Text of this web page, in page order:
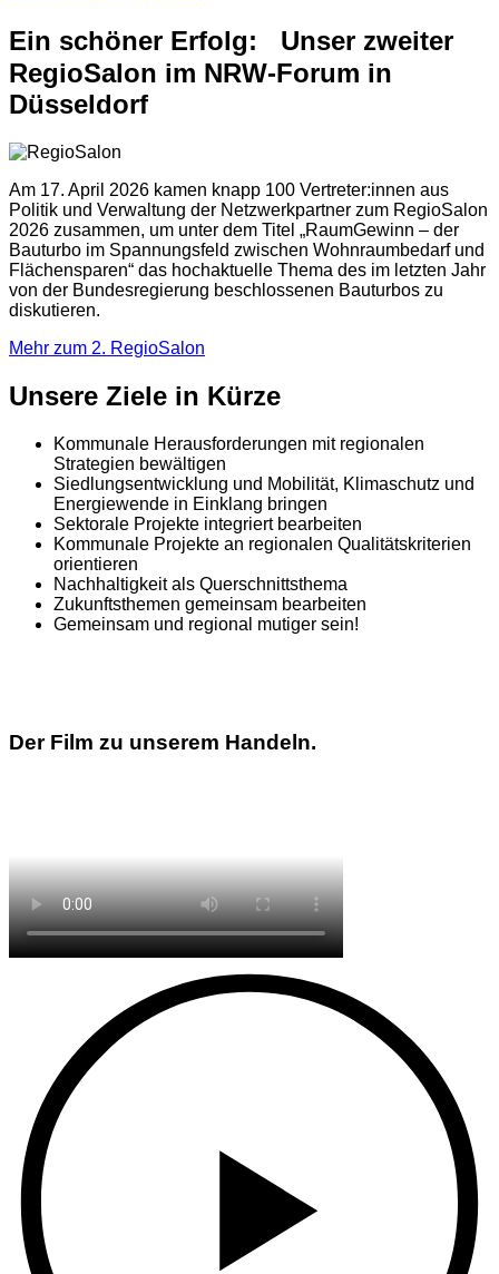
Ein schöner Erfolg: Unser zweiter
RegioSalon im NRW-Forum in
Düsseldorf
Am 17. April 2026 kamen knapp 100 Vertreter:innen aus
Politik und Verwaltung der Netzwerkpartner zum RegioSalon
2026 zusammen, um unter dem Titel „RaumGewinn – der
Bauturbo im Spannungsfeld zwischen Wohnraumbedarf und
Flächensparen“ das hochaktuelle Thema des im letzten Jahr
von der Bundesregierung beschlossenen Bauturbos zu
diskutieren.
Mehr zum 2. RegioSalon
Unsere Ziele in Kürze
Kommunale Herausforderungen mit regionalen
Strategien bewältigen
Siedlungsentwicklung und Mobilität, Klimaschutz und
Energiewende in Einklang bringen
Sektorale Projekte integriert bearbeiten
Kommunale Projekte an regionalen Qualitätskriterien
orientieren
Nachhaltigkeit als Querschnittsthema
Zukunftsthemen gemeinsam bearbeiten
Gemeinsam und regional mutiger sein!
Der Film zu unserem Handeln.